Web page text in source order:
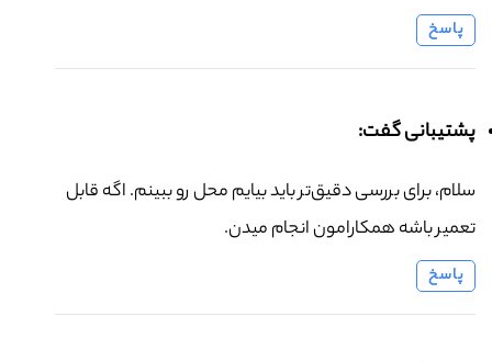
پاسخ
پشتیبانی گفت:
سلام، برای بررسی دقیق‌تر باید بیایم محل رو ببینم. اگه قابل
تعمیر باشه همکارامون انجام میدن.
پاسخ